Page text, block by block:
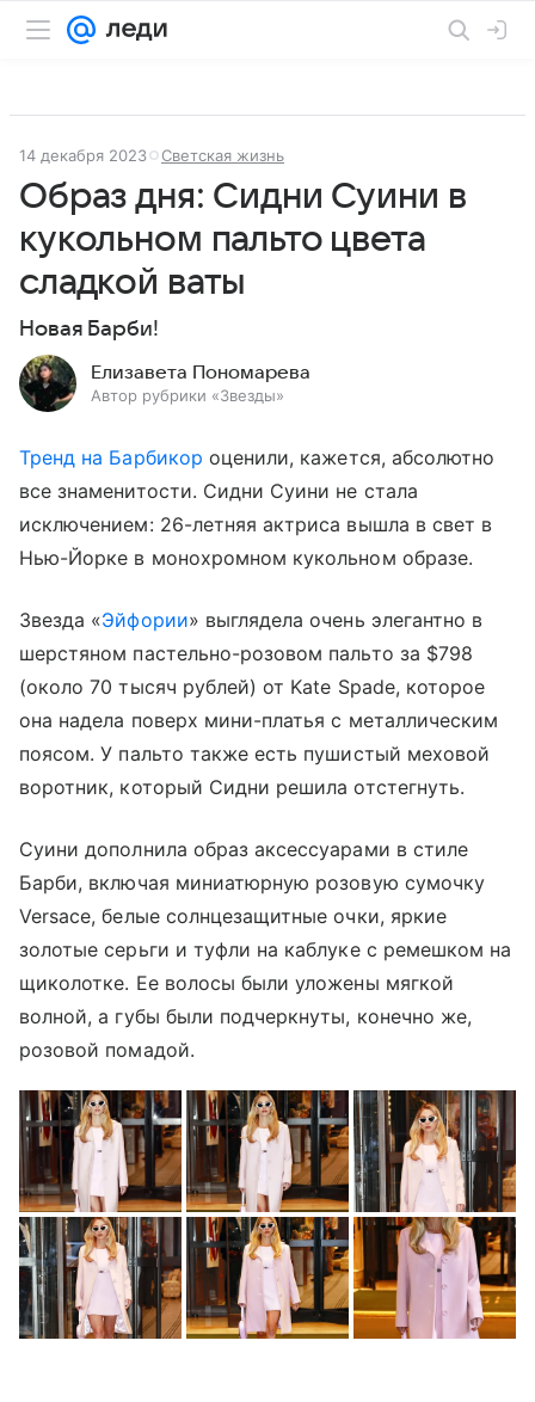
14 декабря 2023 Светская жизнь
Образ дня: Сидни Суини в
кукольном пальто цвета
сладкой ваты
Новая Барби!
Елизавета Пономарева
Автор рубрики «Звезды»
Тренд на Барбикор оценили, кажется, абсолютно
все знаменитости. Сидни Суини не стала
исключением: 26-летняя актриса вышла в свет в
Нью-Йорке в монохромном кукольном образе.
Звезда «Эйфории» выглядела очень элегантно в
шерстяном пастельно-розовом пальто за $798
(около 70 тысяч рублей) от Kate Spade, которое
она надела поверх мини-платья с металлическим
поясом. У пальто также есть пушистый меховой
воротник, который Сидни решила отстегнуть.
Суини дополнила образ аксессуарами в стиле
Барби, включая миниатюрную розовую сумочку
Versace, белые солнцезащитные очки, яркие
золотые серьги и туфли на каблуке с ремешком на
щиколотке. Ее волосы были уложены мягкой
волной, а губы были подчеркнуты, конечно же,
розовой помадой.